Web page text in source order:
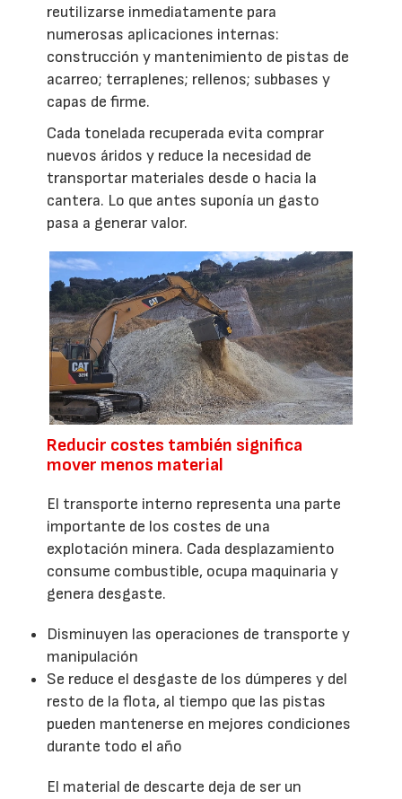
reutilizarse inmediatamente para
numerosas aplicaciones internas:
construcción y mantenimiento de pistas de
acarreo; terraplenes; rellenos; subbases y
capas de firme.
Cada tonelada recuperada evita comprar
nuevos áridos y reduce la necesidad de
transportar materiales desde o hacia la
cantera. Lo que antes suponía un gasto
pasa a generar valor.
Reducir costes también significa
mover menos material
El transporte interno representa una parte
importante de los costes de una
explotación minera. Cada desplazamiento
consume combustible, ocupa maquinaria y
genera desgaste.
Disminuyen las operaciones de transporte y
manipulación
Se reduce el desgaste de los dúmperes y del
resto de la flota, al tiempo que las pistas
pueden mantenerse en mejores condiciones
durante todo el año
El material de descarte deja de ser un